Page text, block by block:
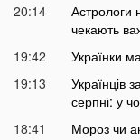
20:14
Астрологи
чекають
19:42
Українки
19:13
Українців
серпні: у
18:41
Мороз чи